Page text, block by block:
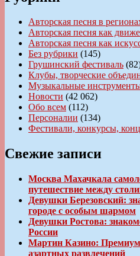
Авторская песня в
Авторская песня как
Авторская песня как
Без рубрики (145)
Грушинский фестиваль
Клубы, творческие
Музыкальные
Новости (42 062)
Обо всем (112)
Персоналии (134)
Фестивали, конкурсы,
Свежие записи
Москва Махачкала
путешествие между
Девушки Березовский:
городе с особым шармом
Девушки Ростова:
России
Мартин Казино:
азартных развлечений